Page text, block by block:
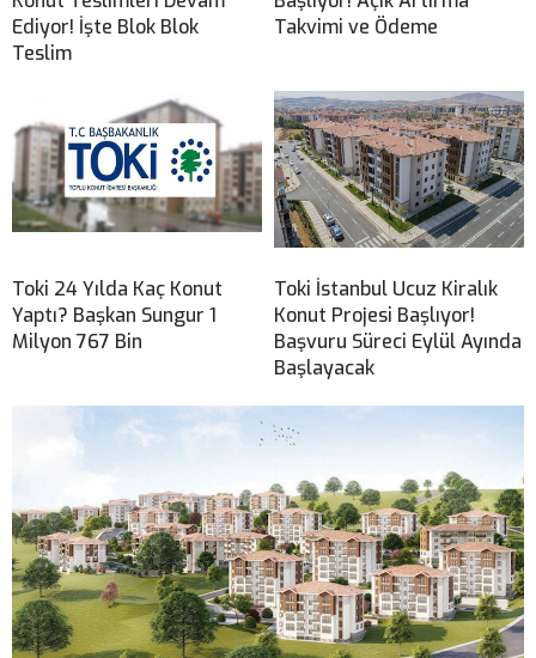
Ediyor! İşte Blok Blok
Teslim
Takvimi ve Ödeme
Toki 24 Yılda Kaç Konut
Yaptı? Başkan Sungur 1
Milyon 767 Bin
Toki İstanbul Ucuz Kiralık
Konut Projesi Başlıyor!
Başvuru Süreci Eylül Ayında
Başlayacak